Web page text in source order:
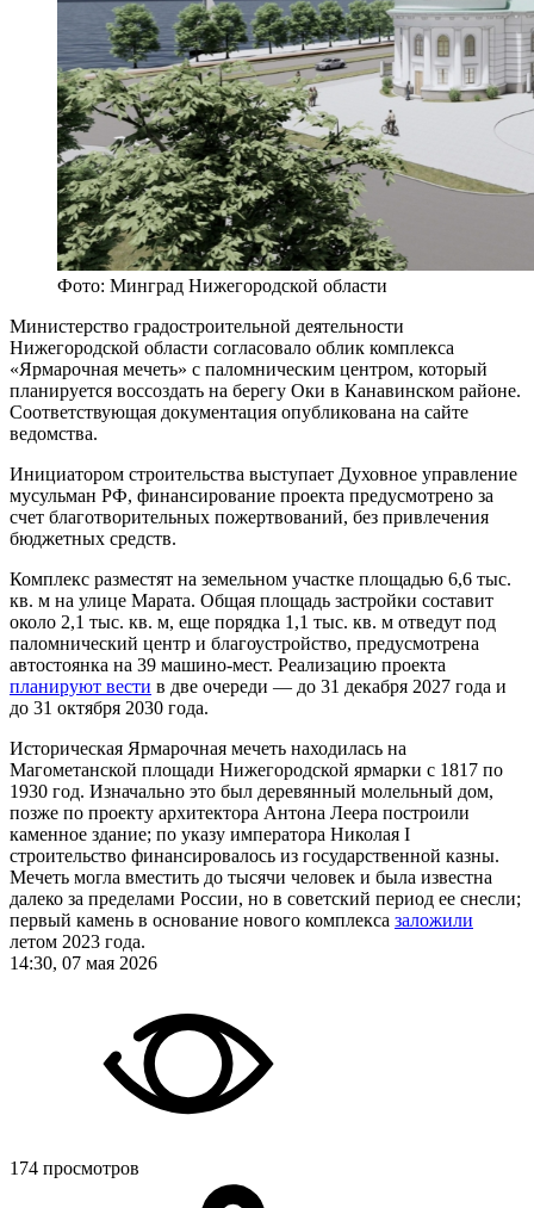
Фото: Минград Нижегородской области
Министерство градостроительной деятельности
Нижегородской области согласовало облик комплекса
«Ярмарочная мечеть» с паломническим центром, который
планируется воссоздать на берегу Оки в Канавинском районе.
Соответствующая документация опубликована на сайте
ведомства.
Инициатором строительства выступает Духовное управление
мусульман РФ, финансирование проекта предусмотрено за
счет благотворительных пожертвований, без привлечения
бюджетных средств.
Комплекс разместят на земельном участке площадью 6,6 тыс.
кв. м на улице Марата. Общая площадь застройки составит
около 2,1 тыс. кв. м, еще порядка 1,1 тыс. кв. м отведут под
паломнический центр и благоустройство, предусмотрена
автостоянка на 39 машино‑мест. Реализацию проекта
планируют вести в две очереди — до 31 декабря 2027 года и
до 31 октября 2030 года.
Историческая Ярмарочная мечеть находилась на
Магометанской площади Нижегородской ярмарки с 1817 по
1930 год. Изначально это был деревянный молельный дом,
позже по проекту архитектора Антона Леера построили
каменное здание; по указу императора Николая I
строительство финансировалось из государственной казны.
Мечеть могла вместить до тысячи человек и была известна
далеко за пределами России, но в советский период ее снесли;
первый камень в основание нового комплекса заложили
летом 2023 года.
14:30, 07 мая 2026
174 просмотров